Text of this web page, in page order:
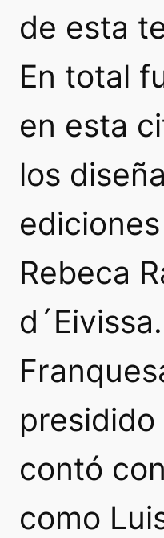
de esta
En total
en esta
los
Rebeca
contó
como